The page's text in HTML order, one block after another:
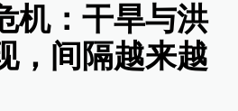
机：干旱与洪
，间隔越来越